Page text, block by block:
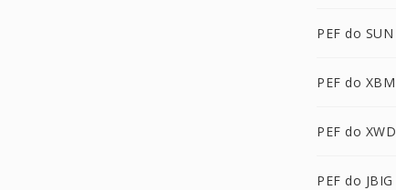
PEF do SUN
PEF do XBM
PEF do XWD
PEF do JBIG